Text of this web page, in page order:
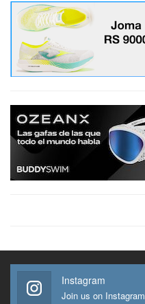
Instagram
Join us on Instagram